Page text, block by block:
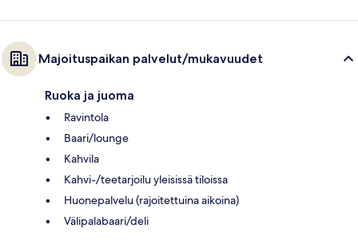
Majoituspaikan palvelut/mukavuudet
Ruoka ja juoma
Ravintola
Baari/lounge
Kahvila
Kahvi-/teetarjoilu yleisissä tiloissa
Huonepalvelu (rajoitettuina aikoina)
Välipalabaari/deli